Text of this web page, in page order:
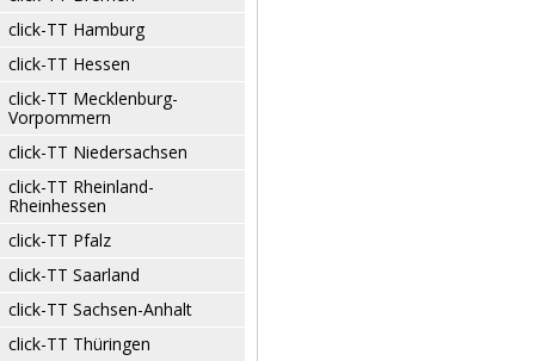
click-TT Hamburg
click-TT Hessen
click-TT Mecklenburg-
Vorpommern
click-TT Niedersachsen
click-TT Rheinland-
Rheinhessen
click-TT Pfalz
click-TT Saarland
click-TT Sachsen-Anhalt
click-TT Thüringen